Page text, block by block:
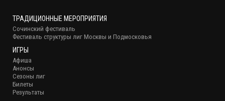
ТРАДИЦИОННЫЕ МЕРОПРИЯТИЯ
Сочинский фестиваль
Фестиваль структуры лиг Москвы и Подмосковья
ИГРЫ
Афиша
Анонсы
Сезоны лиг
Билеты
Результаты